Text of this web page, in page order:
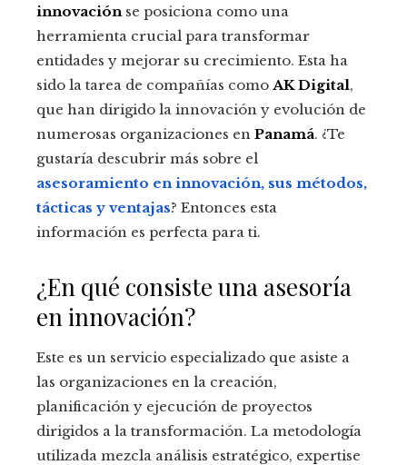
innovaciónse posiciona como una
herramienta crucial para transformar
entidades y mejorar su crecimiento. Esta ha
sido la tarea de compañías como AK Digital,
que han dirigido la innovación y evolución de
numerosas organizaciones en Panamá. ¿Te
gustaría descubrir más sobre el
asesoramiento en innovación, sus métodos,
tácticas y ventajas? Entonces esta
información es perfecta para ti.
¿En qué consiste una asesoría
en innovación?
Este es un servicio especializado que asiste a
las organizaciones en la creación,
planificación y ejecución de proyectos
dirigidos a la transformación. La metodología
utilizada mezcla análisis estratégico, expertise